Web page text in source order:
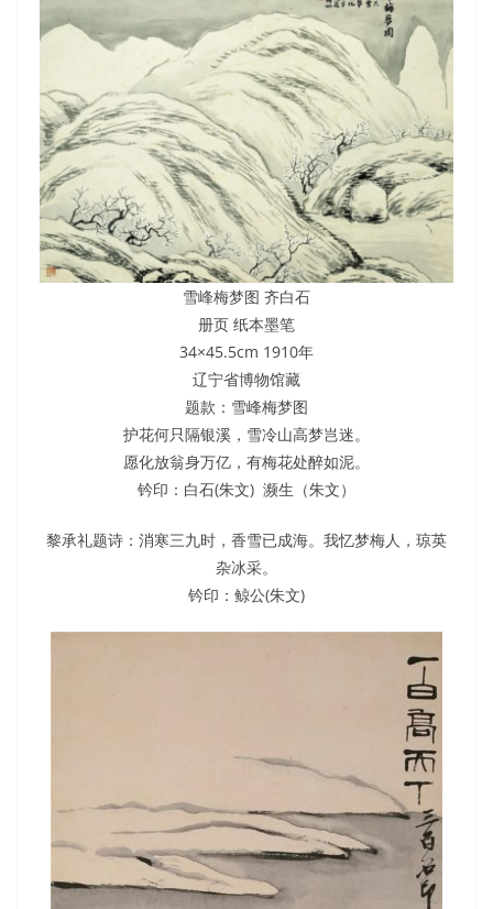
雪峰梅梦图 齐白石
册页 纸本墨笔
34×45.5cm 1910年
辽宁省博物馆藏
题款：雪峰梅梦图
护花何只隔银溪，雪冷山高梦岂迷。
愿化放翁身万亿，有梅花处醉如泥。
钤印：白石(朱文) 濒生（朱文）
黎承礼题诗：消寒三九时，香雪已成海。我忆梦梅人，琼英
杂冰采。
钤印：鲸公(朱文)